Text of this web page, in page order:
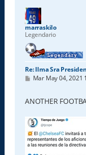
marraskilo
Legendario
Re: Ilma Sra
M
s
a
e
Mar May 04, 2021
ANOTHER